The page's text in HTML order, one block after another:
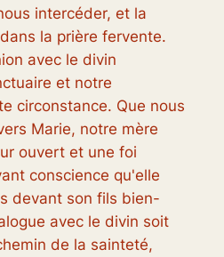
intercéder, et la
la prière fervente.
avec le divin
et notre
circonstance. Que nous
Marie, notre mère
ouvert et une foi
conscience qu'elle
devant son fils bien-
avec le divin soit
de la sainteté,